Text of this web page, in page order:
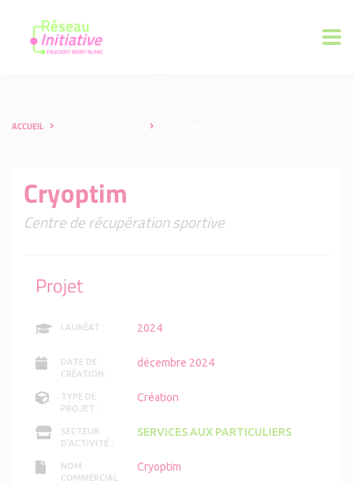
ACCUEIL
Cryoptim
Centre de récupération sportive
Projet
LAURÉAT : 2024
DATE DE
CRÉATION :
décembre 2024
TYPE DE
PROJET :
Création
SECTEUR
D'ACTIVITÉ :
SERVICES AUX PARTICULIERS
NOM
COMMERCIAL
Cryoptim